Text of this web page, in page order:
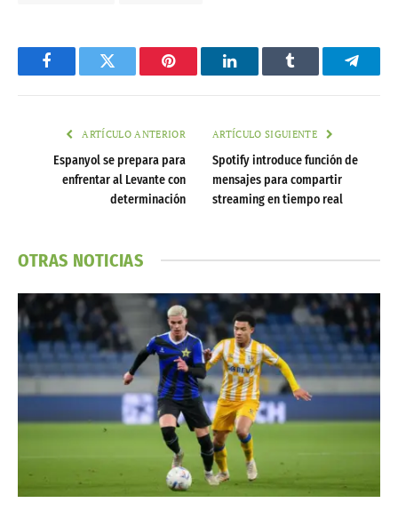
FacebookTwitter Pinterest LinkedInTumblr
ARTÍCULO ANTERIOR
Espanyol se prepara para
enfrentar al Levante con
determinación
ARTÍCULO SIGUIENTE
Spotify introduce función de
mensajes para compartir
streaming en tiempo real
OTRAS NOTICIAS